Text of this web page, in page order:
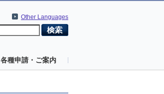
Other Languages
各種申請・ご案内